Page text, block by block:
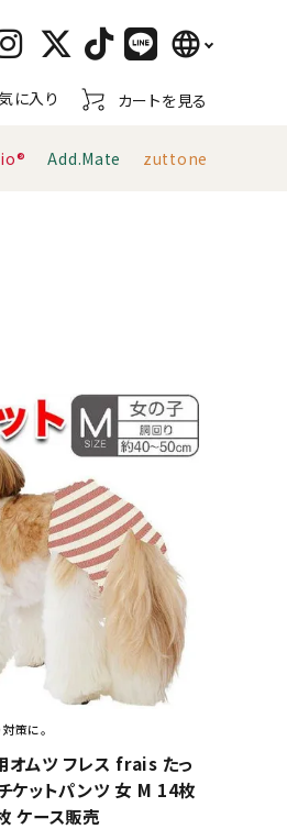
language
日本語
English
に入り カートを見る
一覧
Add.Mate zuttone
策に。
オムツ フレス frais たっ
ケットパンツ 女 M 14枚
ケース販売